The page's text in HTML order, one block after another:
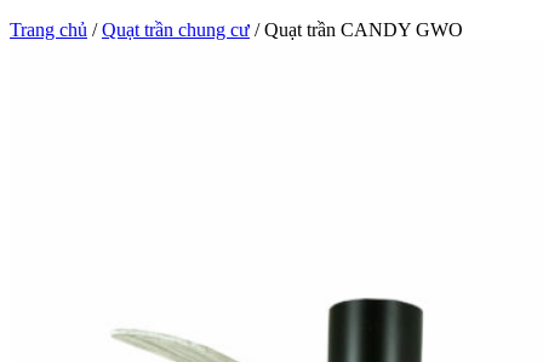
Trang chủ /Quạt trần chung cư /Quạt trần CANDY GWO